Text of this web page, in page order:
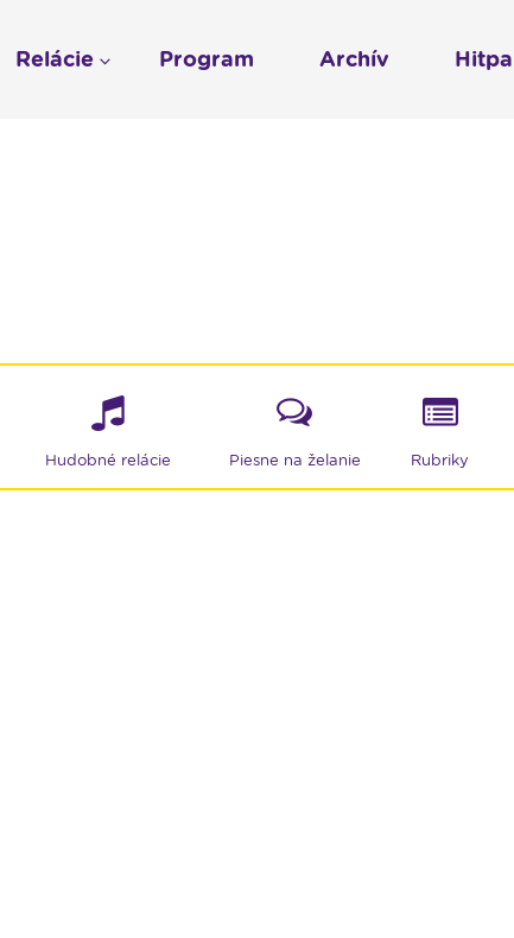
Hudobné relácie Piesne na želanie Rubriky
Profil
Relácie Program Archív